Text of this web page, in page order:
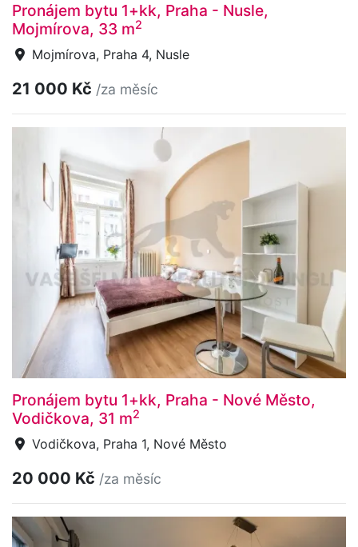
Pronájem bytu 1+kk, Praha - Nusle,
Mojmírova, 33 m2
Mojmírova, Praha 4, Nusle
21 000 Kč /za měsíc
Pronájem bytu 1+kk, Praha - Nové Město,
Vodičkova, 31 m2
Vodičkova, Praha 1, Nové Město
20 000 Kč /za měsíc